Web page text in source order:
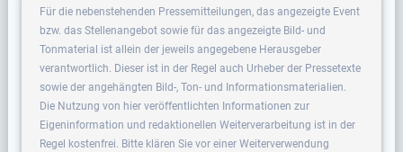
Für die nebenstehenden Pressemitteilungen, das angezeigte Event
bzw. das Stellenangebot sowie für das angezeigte Bild- und
Tonmaterial ist allein der jeweils angegebene Herausgeber
verantwortlich. Dieser ist in der Regel auch Urheber der Pressetexte
sowie der angehängten Bild-, Ton- und Informationsmaterialien.
Die Nutzung von hier veröffentlichten Informationen zur
Eigeninformation und redaktionellen Weiterverarbeitung ist in der
Regel kostenfrei. Bitte klären Sie vor einer Weiterverwendung